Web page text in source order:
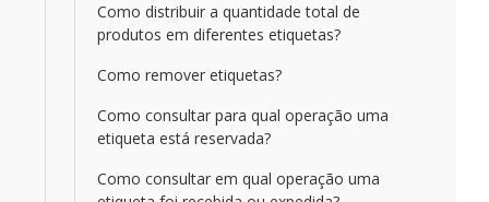
Como distribuir a quantidade total de
produtos em diferentes etiquetas?
Como remover etiquetas?
Como consultar para qual operação uma
etiqueta está reservada?
Como consultar em qual operação uma